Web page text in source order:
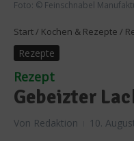
Foto: © Feinschnabel
Start / Kochen & Rezepte /
Rezepte
Rezept
Gebeizter
Von Redaktion 10.